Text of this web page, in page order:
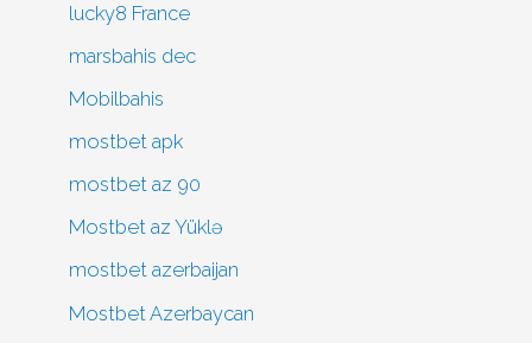
lucky8 France
marsbahis dec
Mobilbahis
mostbet apk
mostbet az 90
Mostbet az Yüklə
mostbet azerbaijan
Mostbet Azerbaycan